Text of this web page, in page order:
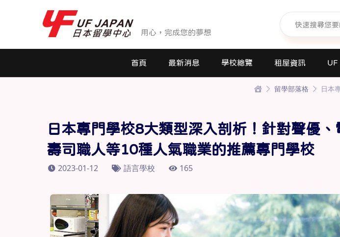
用心，完成您的夢想
首頁 最新消息 學校總覽
日本語學校(長短期留遊學)
專門學校
高中課程
短期大學
商業日文課程
線上課程
租屋資訊 UF
留學部落格 日本
日本專門學校8大類型深入剖析！針對聲優、
壽司職人等10種人氣職業的推薦專門學校
2023-01-12 語言學校 165